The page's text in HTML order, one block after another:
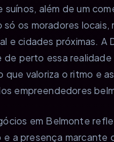
suínos, além de um
os moradores locais,
e cidades próximas. A
de perto essa
que valoriza o ritmo e as
empreendedores
em Belmonte
a presença marcante